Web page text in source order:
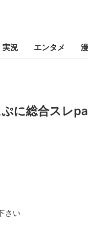
実況 エンタメ
ぷに総合スレ
さい